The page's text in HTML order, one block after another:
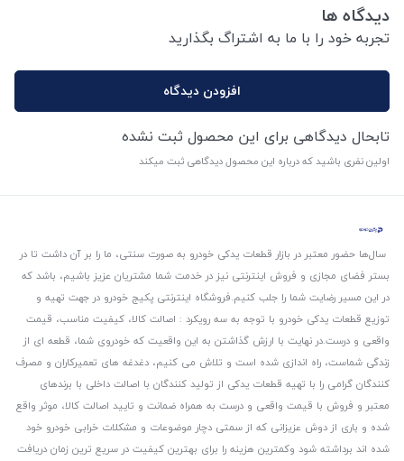
دیدگاه ها
تجربه خود را با ما به اشتراگ بگذارید
افزودن دیدگاه
تابحال دیدگاهی برای این محصول ثبت نشده
اولین نفری باشید که درباره این محصول دیدگاهی ثبت میکند
سال‌ها حضور معتبر در بازار قطعات یدکی خودرو به صورت سنتی، ما را بر آن داشت تا در
بستر فضای مجازی و فروش اینترنتی نیز در خدمت شما مشتریان عزیز باشیم، باشد که
در این مسیر رضایت شما را جلب کنیم.فروشگاه اینترنتی پکیج خودرو در جهت تهیه و
توزیع قطعات یدکی خودرو با توجه به سه رویکرد : اصالت کالا، کیفیت مناسب، قیمت
واقعی و درست.در نهایت با ارزش گذاشتن به این واقعیت که خودروی شما، قطعه ای از
زندگی شماست، راه اندازی شده است و تلاش می کنیم، دغدغه های تعمیرکاران و مصرف
کنندگان گرامی را با تهیه قطعات یدکی از تولید کنندگان با اصالت داخلی با برندهای
معتبر و فروش با قیمت واقعی و درست به همراه ضمانت و تایید اصالت کالا، موثر واقع
شده و باری از دوش عزیزانی که از سمتی دچار موضوعات و مشکلات خرابی خودرو خود
شده اند برداشته شود و‌کمترین هزینه را برای بهترین کیفیت در سریع ترین زمان دریافت